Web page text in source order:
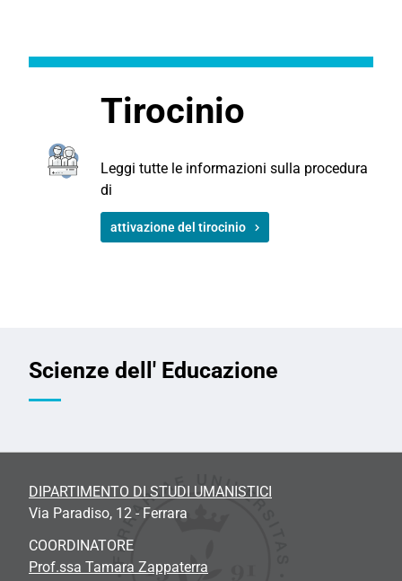
Tirocinio
Leggi tutte le informazioni sulla procedura
di
attivazione del tirocinio
Scienze dell' Educazione
DIPARTIMENTO DI STUDI UMANISTICI
Via Paradiso, 12 - Ferrara
COORDINATORE
Prof.ssa Tamara Zappaterra